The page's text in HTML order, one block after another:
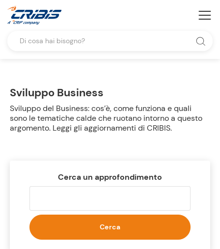
Sviluppo Business
Sviluppo del Business: cos’è, come funziona e quali
sono le tematiche calde che ruotano intorno a questo
argomento. Leggi gli aggiornamenti di CRIBIS.
Cerca un approfondimento
Cerca